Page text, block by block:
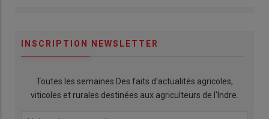
INSCRIPTION NEWSLETTER
Toutes les semaines Des faits d'actualités agricoles,
viticoles et rurales destinées aux agriculteurs de l'Indre.